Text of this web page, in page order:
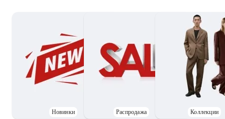
Новинки Распродажа Коллекции